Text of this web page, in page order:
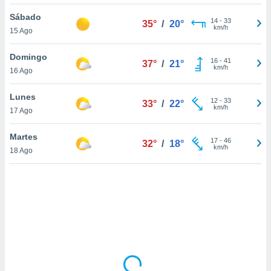
sitio
En
sean
el sitio
ni para
o
Sábado
15 Ago
35° / 20° 14- 33
km/h
Domingo
16 Ago
37° / 21° 16- 41
km/h
Lunes
17 Ago
33° / 22° 12- 33
km/h
Martes
18 Ago
32° / 18° 17- 46
km/h